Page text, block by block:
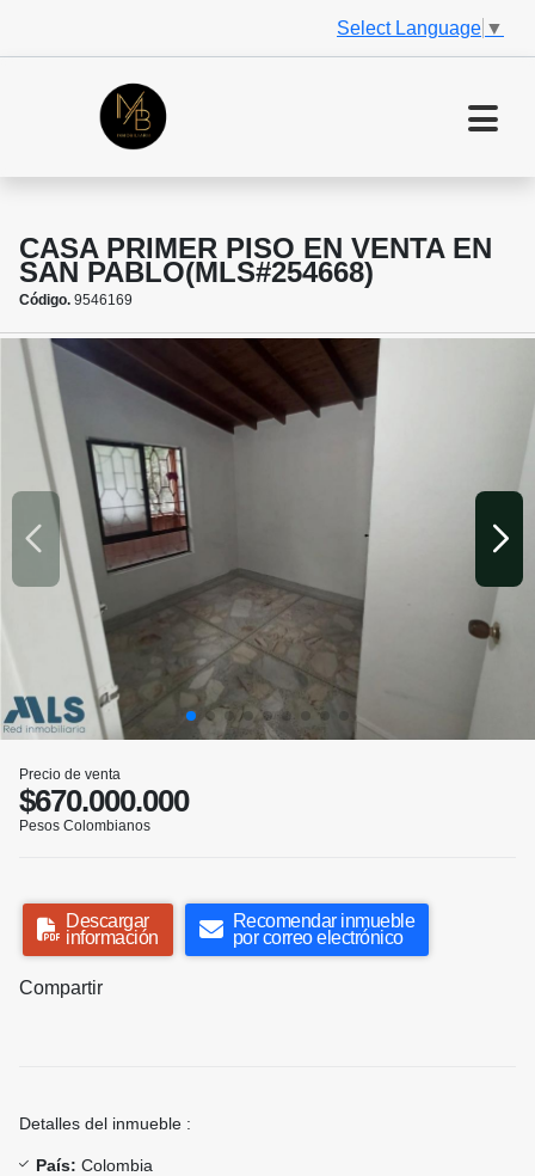
Select Language ▼
CASA PRIMER PISO EN VENTA EN
SAN PABLO(MLS#254668)
Código. 9546169
Precio de venta
$670.000.000
Pesos Colombianos
Descargar
información
Recomendar inmueble
por correo electrónico
Compartir
Detalles del inmueble :
País: Colombia